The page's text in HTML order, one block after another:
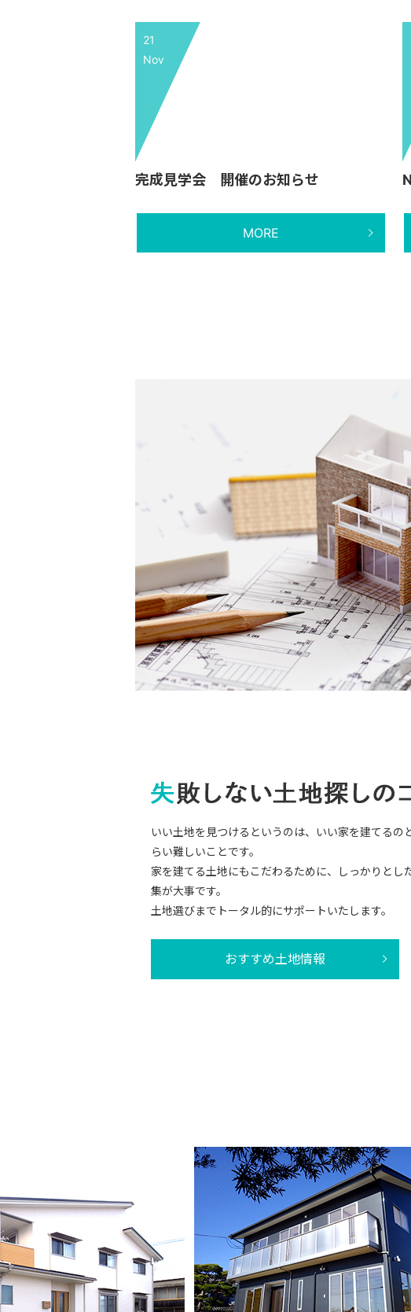
21
Nov
完成見学会 開催のお知らせ
MORE
いい土地を見つけるというのは、いい家を建てるの
らい難しいことです。
家を建てる土地にもこだわるために、しっかりとし
集が大事です。
土地選びまでトータル的にサポートいたします。
おすすめ土地情報